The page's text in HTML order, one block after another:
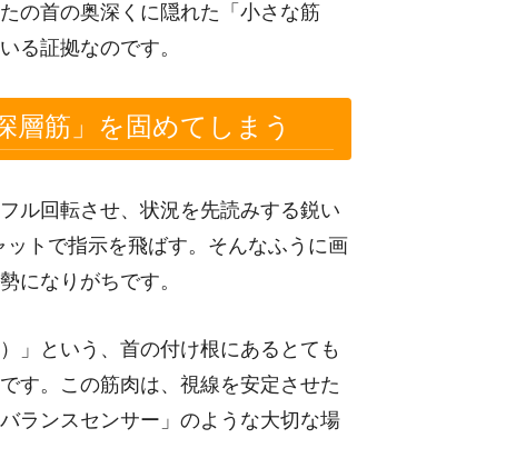
の首の奥深くに隠れた「小さな筋
る証拠なのです。
層筋」を固めてしまう
ル回転させ、状況を先読みする鋭い
トで指示を飛ばす。そんなふうに画
になりがちです。
」という、首の付け根にあるとても
す。この筋肉は、視線を安定させた
ランスセンサー」のような大切な場